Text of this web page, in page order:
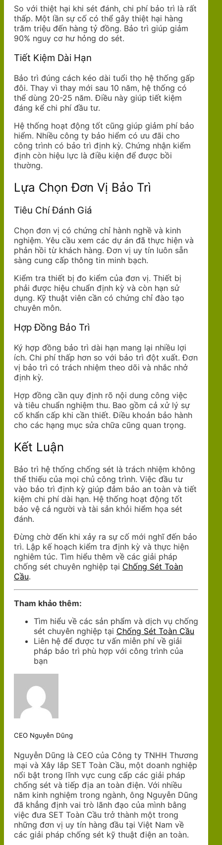
So với thiệt hại khi sét đánh, chi phí bảo trì là rất
thấp. Một lần sự cố có thể gây thiệt hại hàng
trăm triệu đến hàng tỷ đồng. Bảo trì giúp giảm
90% nguy cơ hư hỏng do sét.
Tiết Kiệm Dài Hạn
Bảo trì đúng cách kéo dài tuổi thọ hệ thống gấp
đôi. Thay vì thay mới sau 10 năm, hệ thống có
thể dùng 20-25 năm. Điều này giúp tiết kiệm
đáng kể chi phí đầu tư.
Hệ thống hoạt động tốt cũng giúp giảm phí bảo
hiểm. Nhiều công ty bảo hiểm có ưu đãi cho
công trình có bảo trì định kỳ. Chứng nhận kiểm
định còn hiệu lực là điều kiện để được bồi
thường.
Lựa Chọn Đơn Vị Bảo Trì
Tiêu Chí Đánh Giá
Chọn đơn vị có chứng chỉ hành nghề và kinh
nghiệm. Yêu cầu xem các dự án đã thực hiện và
phản hồi từ khách hàng. Đơn vị uy tín luôn sẵn
sàng cung cấp thông tin minh bạch.
Kiểm tra thiết bị đo kiểm của đơn vị. Thiết bị
phải được hiệu chuẩn định kỳ và còn hạn sử
dụng. Kỹ thuật viên cần có chứng chỉ đào tạo
chuyên môn.
Hợp Đồng Bảo Trì
Ký hợp đồng bảo trì dài hạn mang lại nhiều lợi
ích. Chi phí thấp hơn so với bảo trì đột xuất. Đơn
vị bảo trì có trách nhiệm theo dõi và nhắc nhở
định kỳ.
Hợp đồng cần quy định rõ nội dung công việc
và tiêu chuẩn nghiệm thu. Bao gồm cả xử lý sự
cố khẩn cấp khi cần thiết. Điều khoản bảo hành
cho các hạng mục sửa chữa cũng quan trọng.
Kết Luận
Bảo trì hệ thống chống sét là trách nhiệm không
thể thiếu của mọi chủ công trình. Việc đầu tư
vào bảo trì định kỳ giúp đảm bảo an toàn và tiết
kiệm chi phí dài hạn. Hệ thống hoạt động tốt
bảo vệ cả người và tài sản khỏi hiểm họa sét
đánh.
Đừng chờ đến khi xảy ra sự cố mới nghĩ đến bảo
trì. Lập kế hoạch kiểm tra định kỳ và thực hiện
nghiêm túc. Tìm hiểu thêm về các giải pháp
chống sét chuyên nghiệp tại Chống Sét Toàn
Cầu.
Tham khảo thêm:
Tìm hiểu về các sản phẩm và dịch vụ chống
sét chuyên nghiệp tại Chống Sét Toàn Cầu
Liên hệ để được tư vấn miễn phí về giải
pháp bảo trì phù hợp với công trình của
bạn
CEO Nguyễn Dũng
Nguyễn Dũng là CEO của Công ty TNHH Thương
mại và Xây lắp SET Toàn Cầu, một doanh nghiệp
nổi bật trong lĩnh vực cung cấp các giải pháp
chống sét và tiếp địa an toàn điện. Với nhiều
năm kinh nghiệm trong ngành, ông Nguyễn Dũng
đã khẳng định vai trò lãnh đạo của mình bằng
việc đưa SET Toàn Cầu trở thành một trong
những đơn vị uy tín hàng đầu tại Việt Nam về
các giải pháp chống sét kỹ thuật điện an toàn.